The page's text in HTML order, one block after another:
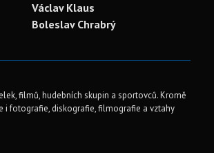
Václav Klaus
Boleslav Chrabrý
filmů, hudebních skupin a sportovců. Kromě
i fotografie, diskografie, filmografie a vztahy